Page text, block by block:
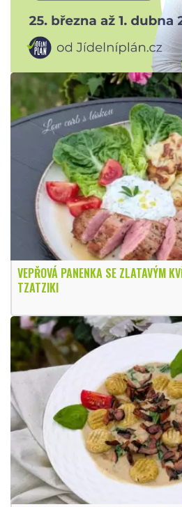
VEPŘOVÁ PANENKA SE ZLATAVÝM
TZATZIKI